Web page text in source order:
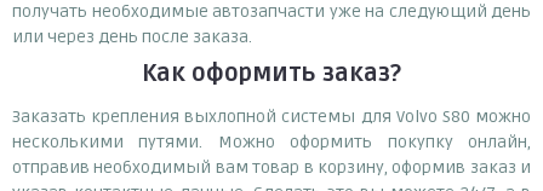
получать необходимые автозапчасти уже на следующий день
или через день после заказа.
Как оформить заказ?
Заказать крепления выхлопной системы для Volvo S80 можно
несколькими путями. Можно оформить покупку онлайн,
отправив необходимый вам товар в корзину, оформив заказ и